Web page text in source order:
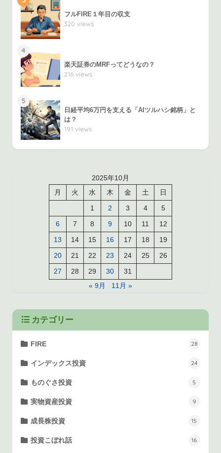
フルFIRE１年目の収支
320 views
4
楽天証券のMRFってどうなの？
216 views
5
日経平均6万円を支える「AIツルハシ銘柄」と
は？
191 views
2025年10月
月
火 水 木 金 土
日
1
2 3 4
5
6
7 8 9 10 11
12
13
14 15 16 17 18
19
20
21 22 23 24 25
26
27
28 29 30
31
« 9月
11月 »
カテゴリー
FIRE 28
インデックス投資 24
ものぐさ投資 5
実物資産投資 9
成長株投資 15
投資こぼれ話 16